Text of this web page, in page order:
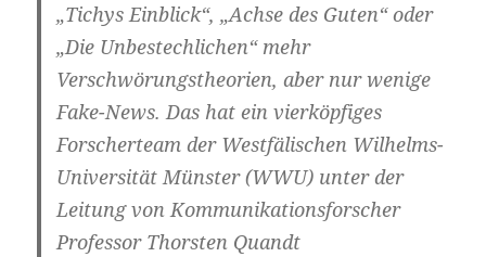
„Tichys Einblick“, „Achse des Guten“ oder
„Die Unbestechlichen“ mehr
Verschwörungstheorien, aber nur wenige
Fake-News. Das hat ein vierköpfiges
Forscherteam der Westfälischen Wilhelms-
Universität Münster (WWU) unter der
Leitung von Kommunikationsforscher
Professor Thorsten Quandt